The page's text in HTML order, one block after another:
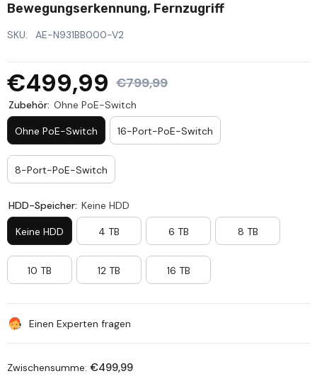
Bewegungserkennung, Fernzugriff
SKU: AE-N931BB000-V2
€499,99 €799,99
Zubehör: Ohne PoE-Switch
Ohne PoE-Switch 16-Port-PoE-Switch
8-Port-PoE-Switch
HDD-Speicher: Keine HDD
Keine HDD 4 TB 6 TB 8 TB
10 TB 12 TB 16 TB
Einen Experten fragen
Zwischensumme: €499,99